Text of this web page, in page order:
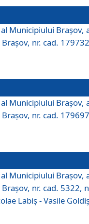
Municipiului Braşov,
nr. cad.
Municipiului Braşov,
nr. cad.
Municipiului Braşov,
nr. cad. 5322,
Labiș - Vasile